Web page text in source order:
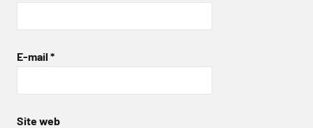
E-mail *
Site web